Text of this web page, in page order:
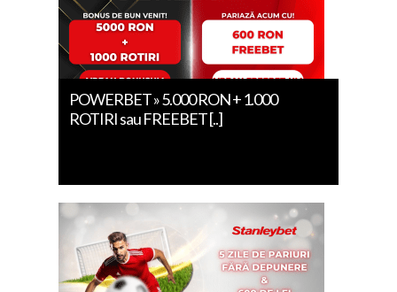
POWERBET » 5.000 RON + 1.000
ROTIRI sau FREEBET [..]